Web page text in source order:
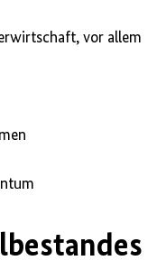
vor allem